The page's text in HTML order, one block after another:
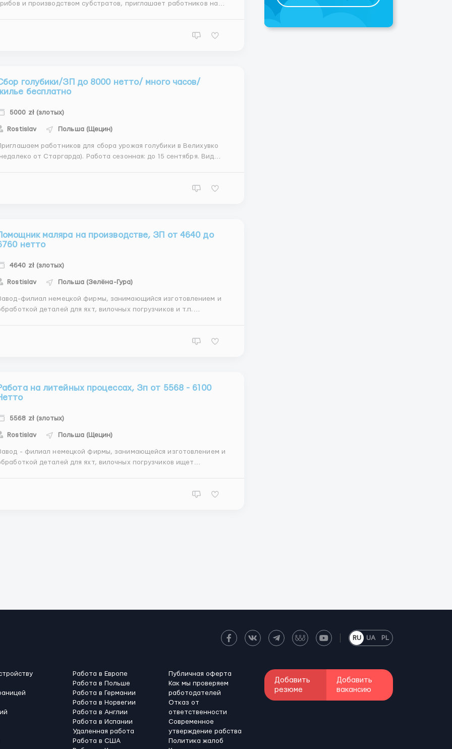
и производством субстратов, приглашает работников на
голубики/ЗП до 8000 нетто/ много часов/
бесплатно
5000 zł (злотых)
Rostislav Польша (Щецин)
работников для сбора урожая голубики в Велихувко
от Старгарда). Работа сезонная: до 15 сентября. Вид
маляра на производстве, ЗП от 4640 до
нетто
4640 zł (злотых)
Rostislav Польша (Зелёна-Гура)
филиал немецкой фирмы, занимающийся изготовлением и
деталей для яхт, вилочных погрузчиков и т.п.
шлифовка и подготовка к покраске деталей; покраска и к...
на литейных процессах, Зп от 5568 - 6100
5568 zł (злотых)
Rostislav Польша (Щецин)
- филиал немецкой фирмы, занимающейся изготовлением и
деталей для яхт, вилочных погрузчиков ищет
RU UA PL
Работа в Европе
Работа в Польше
Работа в Германии
Работа в Норвегии
Работа в Англии
Работа в Испании
Удаленная работа
Работа в США
Публичная оферта
Как мы проверяем
работодателей
Отказ от
ответственности
Современное
утверждение рабства
Политика жалоб
Добавить
резюме
Добавить
вакансию